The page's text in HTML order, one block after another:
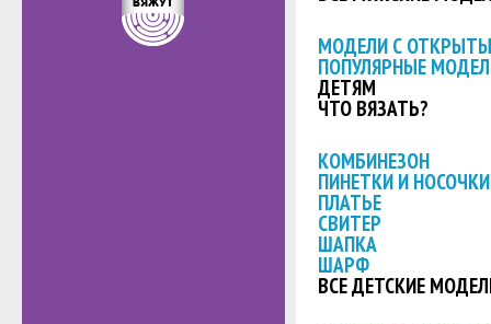
МОДЕЛИ С
ПОПУЛЯРНЫЕ
ДЕТЯМ
ЧТО ВЯЗАТЬ?
КОМБИНЕЗОН
ПИНЕТКИ И НОСОЧКИ
ПЛАТЬЕ
СВИТЕР
ШАПКА
ШАРФ
ВСЕ ДЕТСКИЕ